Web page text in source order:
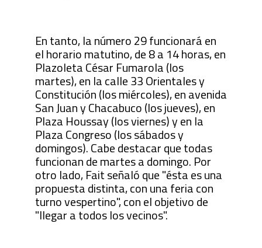
En tanto, la número 29 funcionará en
el horario matutino, de 8 a 14 horas, en
Plazoleta César Fumarola (los
martes), en la calle 33 Orientales y
Constitución (los miércoles), en avenida
San Juan y Chacabuco (los jueves), en
Plaza Houssay (los viernes) y en la
Plaza Congreso (los sábados y
domingos). Cabe destacar que todas
funcionan de martes a domingo. Por
otro lado, Fait señaló que "ésta es una
propuesta distinta, con una feria con
turno vespertino", con el objetivo de
"llegar a todos los vecinos".